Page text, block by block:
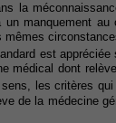
la
manquement au
est appréciée
médical dont
les critères
de la médecine